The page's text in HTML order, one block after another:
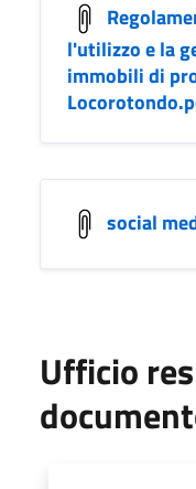
l'utilizzo e la
immobili di
social
Ufficio